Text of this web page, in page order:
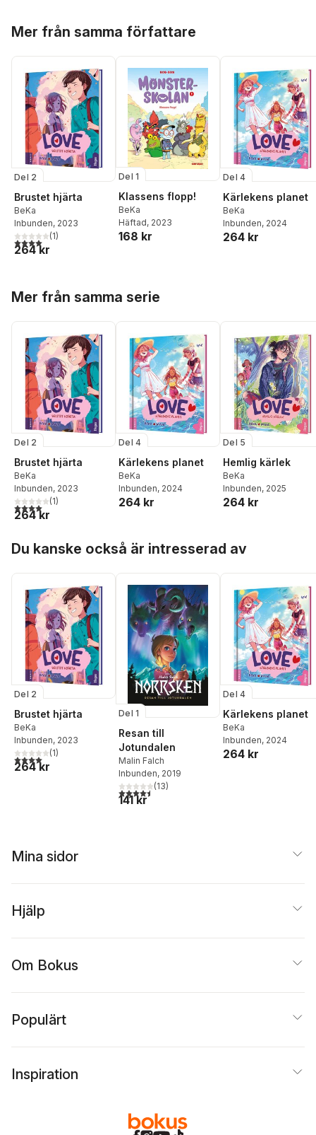
Mer från samma författare
Del 2
Brustet hjärta
BeKa
Inbunden, 2023
4,0utav 5 stjärnor. Totalt antal röster:
(1)
264 kr
Del 1
Klassens flopp!
BeKa
Häftad, 2023
168 kr
Del 4
Kärlekens planet
BeKa
Inbunden, 2024
264 kr
Mer från samma serie
Del 2
Brustet hjärta
BeKa
Inbunden, 2023
4,0utav 5 stjärnor. Totalt antal röster:
(1)
264 kr
Del 4
Kärlekens planet
BeKa
Inbunden, 2024
264 kr
Del 5
Hemlig kärlek
BeKa
Inbunden, 2025
264 kr
Du kanske också är intresserad av
Del 2
Brustet hjärta
BeKa
Inbunden, 2023
4,0utav 5 stjärnor. Totalt antal röster:
(1)
264 kr
Del 1
Resan till
Jotundalen
Malin Falch
Inbunden, 2019
4,5utav 5 stjärnor. Totalt antal röster:
(13)
141 kr
Del 4
Kärlekens planet
BeKa
Inbunden, 2024
264 kr
Mina sidor
Hjälp
Om Bokus
Populärt
Inspiration